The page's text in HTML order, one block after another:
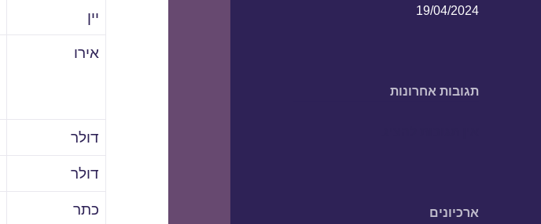
19/04/2024
תגובות אחרונות
ארכיונים
יין
אירו
דולר
דולר
כתר